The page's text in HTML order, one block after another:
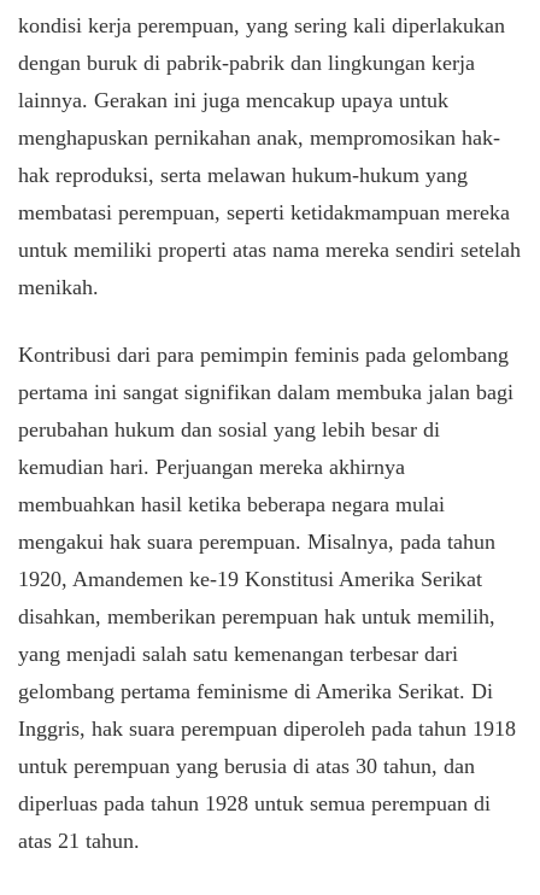
kondisi kerja perempuan, yang sering kali diperlakukan
dengan buruk di pabrik-pabrik dan lingkungan kerja
lainnya. Gerakan ini juga mencakup upaya untuk
menghapuskan pernikahan anak, mempromosikan hak-
hak reproduksi, serta melawan hukum-hukum yang
membatasi perempuan, seperti ketidakmampuan mereka
untuk memiliki properti atas nama mereka sendiri setelah
menikah.
Kontribusi dari para pemimpin feminis pada gelombang
pertama ini sangat signifikan dalam membuka jalan bagi
perubahan hukum dan sosial yang lebih besar di
kemudian hari. Perjuangan mereka akhirnya
membuahkan hasil ketika beberapa negara mulai
mengakui hak suara perempuan. Misalnya, pada tahun
1920, Amandemen ke-19 Konstitusi Amerika Serikat
disahkan, memberikan perempuan hak untuk memilih,
yang menjadi salah satu kemenangan terbesar dari
gelombang pertama feminisme di Amerika Serikat. Di
Inggris, hak suara perempuan diperoleh pada tahun 1918
untuk perempuan yang berusia di atas 30 tahun, dan
diperluas pada tahun 1928 untuk semua perempuan di
atas 21 tahun.